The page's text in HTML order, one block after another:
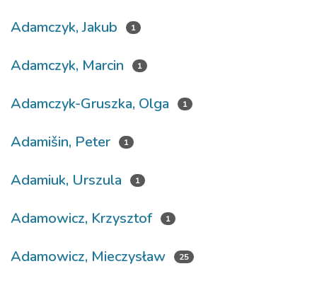
Adamczyk, Jakub 1
Adamczyk, Marcin 1
Adamczyk-Gruszka, Olga 1
Adamišin, Peter 1
Adamiuk, Urszula 1
Adamowicz, Krzysztof 1
Adamowicz, Mieczysław 25